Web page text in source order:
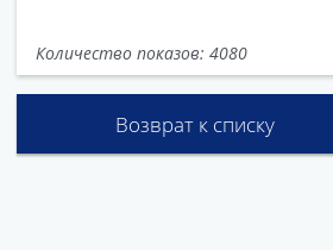
Количество показов: 4080
Возврат к списку